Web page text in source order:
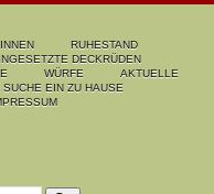
RUHESTAND
DECKRÜDEN
WÜRFE
AKTUELLE
SUCHE EIN ZU HAUSE